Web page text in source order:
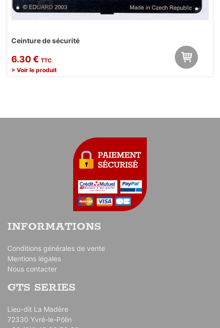
Ceinture de sécurité
6.30 € TTC
> Voir le produit
INFORMATIONS
Conditions générales de vente
Mentions légales
Nous contacter
GTS SERIES
Lieu-dit La Madère
72330 Yvré-le-Pôlin